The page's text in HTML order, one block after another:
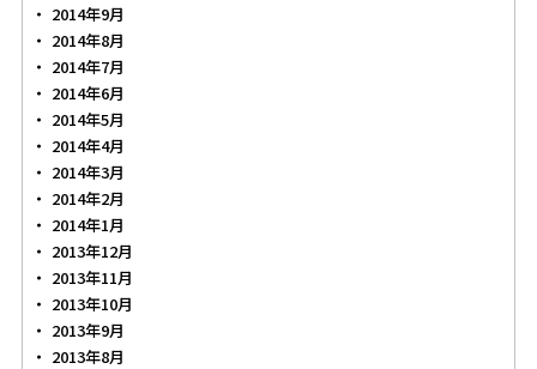
2014年9月
2014年8月
2014年7月
2014年6月
2014年5月
2014年4月
2014年3月
2014年2月
2014年1月
2013年12月
2013年11月
2013年10月
2013年9月
2013年8月